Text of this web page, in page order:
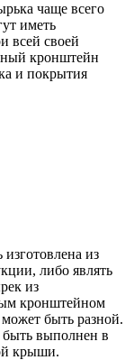
чаще всего
иметь
всей своей
кронштейн
и покрытия
из
либо являть
из
кронштейном
быть разной.
выполнен в
крыши.